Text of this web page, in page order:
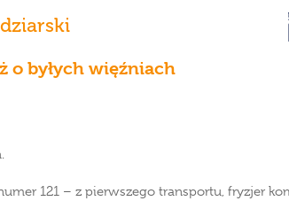
o byłych więźniach
121 – z pierwszego transportu, fryzjer